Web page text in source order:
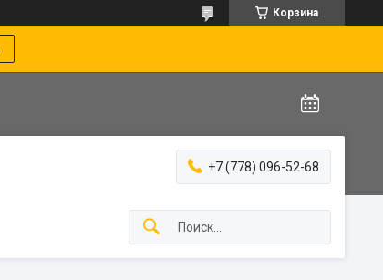
Корзина
+7 (778) 096-52-68